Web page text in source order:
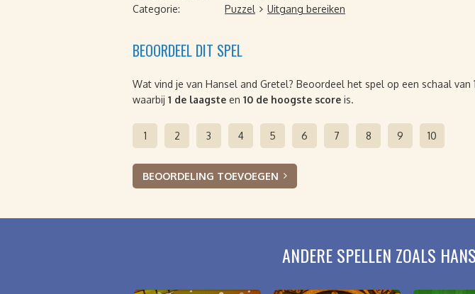
Categorie:
Puzzel Uitgang bereiken
BEOORDEEL DIT SPEL
Wat vind je van Hansel and Gretel? Beoordeel het spel op een schaal van
waarbij 1 de laagste en 10 de hoogste score is.
1 2 3 4 5 6 7 8 9 10
BEOORDELING TOEVOEGEN
ANDERE SPELLEN ZOALS